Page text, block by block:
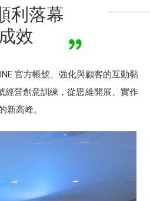
利落幕
效
官方帳號、強化與顧客的互動黏
經營創意訓練，從思維開展、實作
高峰。